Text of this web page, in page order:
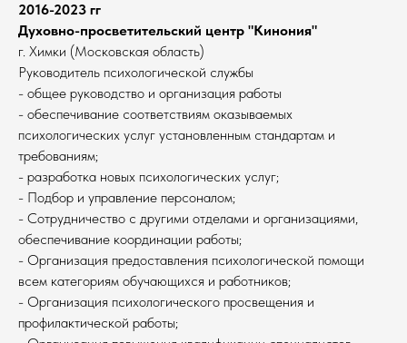
2016-2023 гг
Духовно-просветительский центр "Кинония"
г. Химки (Московская область)
Руководитель психологической службы
- общее руководство и организация работы
- обеспечивание соответствиям оказываемых
психологических услуг установленным стандартам и
требованиям;
- разработка новых психологических услуг;
- Подбор и управление персоналом;
- Сотрудничество с другими отделами и организациями,
обеспечивание координации работы;
- Организация предоставления психологической помощи
всем категориям обучающихся и работников;
- Организация психологического просвещения и
профилактической работы;